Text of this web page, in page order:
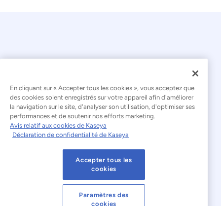
© 2026 Kaseya. Tous droits réservés.
Français
Déclaration relative à l'esclavage moderne
Mentions légales
Conditions d'utilisation du site web
Déclaration de confidentialité
En cliquant sur « Accepter tous les cookies », vous acceptez que
des cookies soient enregistrés sur votre appareil afin d'améliorer
la navigation sur le site, d'analyser son utilisation, d'optimiser ses
performances et de soutenir nos efforts marketing.
Avis relatif aux cookies de Kaseya
Déclaration de confidentialité de Kaseya
Accepter tous les
cookies
Paramètres des
cookies